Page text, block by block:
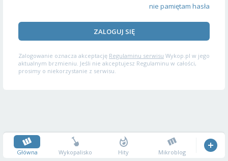
nie pamiętam hasła
ZALOGUJ SIĘ
Zalogowanie oznacza akceptację Regulaminu serwisu Wykop.pl w jego
aktualnym brzmieniu. Jeśli nie akceptujesz Regulaminu w całości,
prosimy o niekorzystanie z serwisu.
Główna Wykopalisko Hity Mikroblog